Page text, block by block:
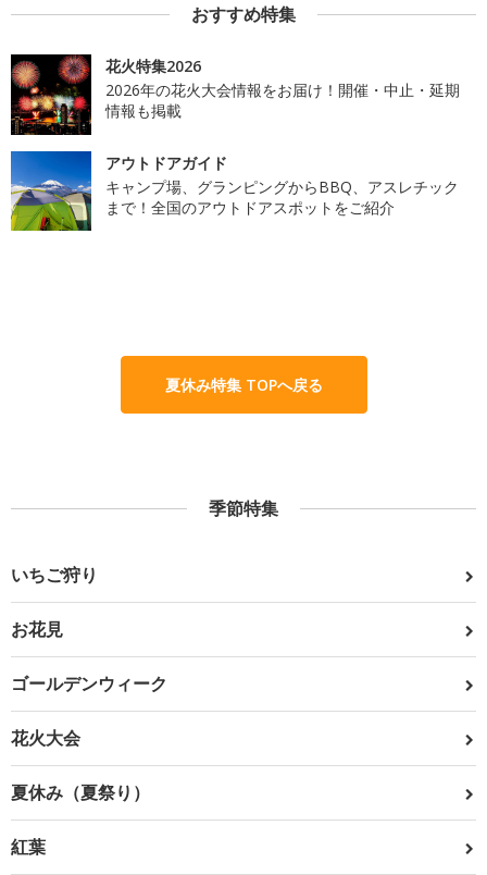
おすすめ特集
花火特集2026
2026年の花火大会情報をお届け！開催・中止・延期
情報も掲載
アウトドアガイド
キャンプ場、グランピングからBBQ、アスレチック
まで！全国のアウトドアスポットをご紹介
夏休み特集 TOPへ戻る
季節特集
いちご狩り
お花見
ゴールデンウィーク
花火大会
夏休み（夏祭り）
紅葉